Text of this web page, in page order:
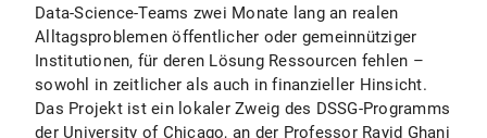
Data-Science-Teams zwei Monate lang an realen
Alltagsproblemen öffentlicher oder gemeinnütziger
Institutionen, für deren Lösung Ressourcen fehlen –
sowohl in zeitlicher als auch in finanzieller Hinsicht.
Das Projekt ist ein lokaler Zweig des DSSG-Programms
der University of Chicago, an der Professor Rayid Ghani